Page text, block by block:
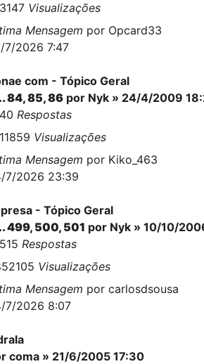
Visualizações
Mensagem por Opcard33
7/2026 7:47
com - Tópico Geral
84,85,86 por Nyk » 24/4/2009
Respostas
Visualizações
Mensagem por Kiko_463
7/2026 23:39
- Tópico Geral
499, 500, 501 por Nyk » 10/10/
Respostas
Visualizações
Mensagem por carlosdsousa
7/2026 8:07
coma » 21/6/2005 17:30